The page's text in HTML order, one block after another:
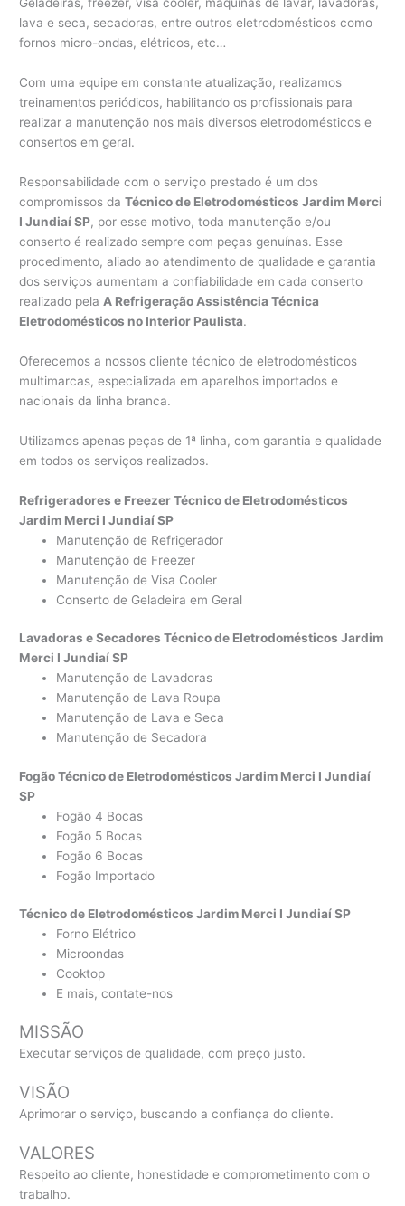
Geladeiras, freezer, visa cooler, máquinas de lavar, lavadoras,
lava e seca, secadoras, entre outros eletrodomésticos como
fornos micro-ondas, elétricos, etc…
Com uma equipe em constante atualização, realizamos
treinamentos periódicos, habilitando os profissionais para
realizar a manutenção nos mais diversos eletrodomésticos e
consertos em geral.
Responsabilidade com o serviço prestado é um dos
compromissos daTécnico de Eletrodomésticos Jardim Merci
I Jundiaí SP, por esse motivo, toda manutenção e/ou
conserto é realizado sempre com peças genuínas. Esse
procedimento, aliado ao atendimento de qualidade e garantia
dos serviços aumentam a confiabilidade em cada conserto
realizado pela A Refrigeração Assistência Técnica
Eletrodomésticos no Interior Paulista.
Oferecemos a nossos cliente técnico de eletrodomésticos
multimarcas, especializada em aparelhos importados e
nacionais da linha branca.
Utilizamos apenas peças de 1ª linha, com garantia e qualidade
em todos os serviços realizados.
Refrigeradores e Freezer Técnico de Eletrodomésticos
Jardim Merci I Jundiaí SP
Manutenção de Refrigerador
Manutenção de Freezer
Manutenção de Visa Cooler
Conserto de Geladeira em Geral
Lavadoras e Secadores Técnico de Eletrodomésticos Jardim
Merci I Jundiaí SP
Manutenção de Lavadoras
Manutenção de Lava Roupa
Manutenção de Lava e Seca
Manutenção de Secadora
Fogão Técnico de Eletrodomésticos Jardim Merci I Jundiaí
SP
Fogão 4 Bocas
Fogão 5 Bocas
Fogão 6 Bocas
Fogão Importado
Técnico de Eletrodomésticos Jardim Merci I Jundiaí SP
Forno Elétrico
Microondas
Cooktop
E mais, contate-nos
MISSÃO
Executar serviços de qualidade, com preço justo.
VISÃO
Aprimorar o serviço, buscando a confiança do cliente.
VALORES
Respeito ao cliente, honestidade e comprometimento com o
trabalho.